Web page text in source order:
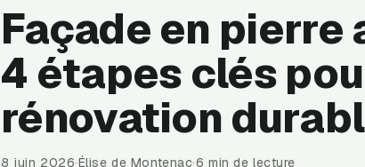
Façade en pierre
4 étapes clés
rénovation
8 juin 2026·Élise de Montenac·6 min de lecture